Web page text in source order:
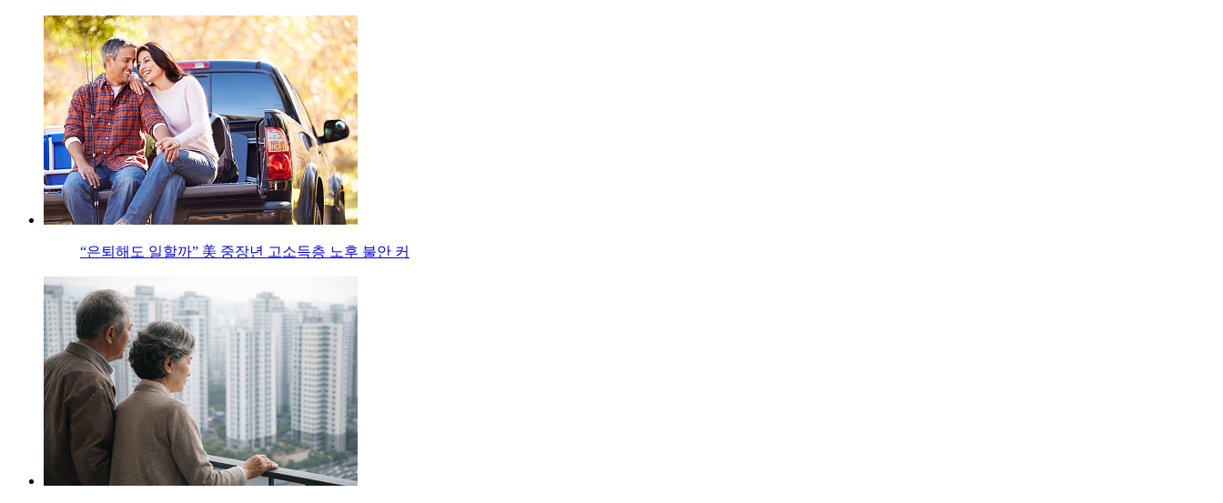
“은퇴해도 일할까” 美 중장년 고소득층 노후 불안 커